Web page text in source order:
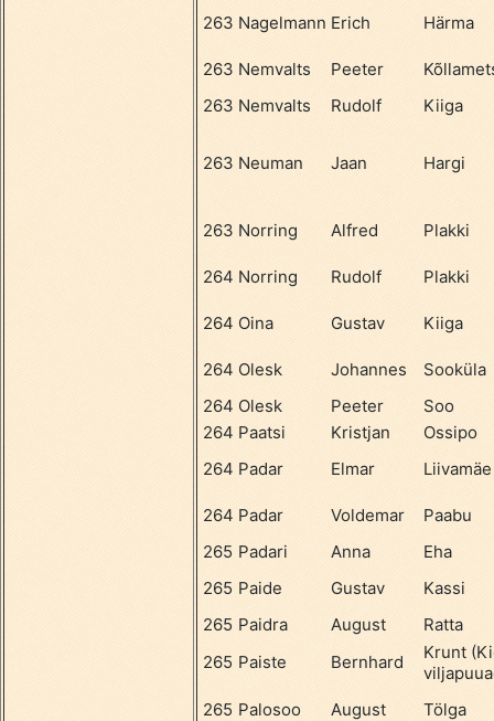
263 Nagelmann Erich Härma
263 Nemvalts Peeter
263 Nemvalts Rudolf Kiiga
263 Neuman Jaan Hargi
263 Norring Alfred Plakki
264 Norring Rudolf Plakki
264 Oina Gustav Kiiga
264 Olesk Johannes
Sooküla
264 Olesk Peeter
Soo
264 Paatsi Kristjan
Ossipo
264 Padar Elmar Liivamäe
264 Padar Voldemar
Paabu
265 Padari Anna
Eha
265 Paide Gustav
Kassi
265 Paidra August
Ratta
265 Paiste Bernhard
Krunt
265 Palosoo August Tölga